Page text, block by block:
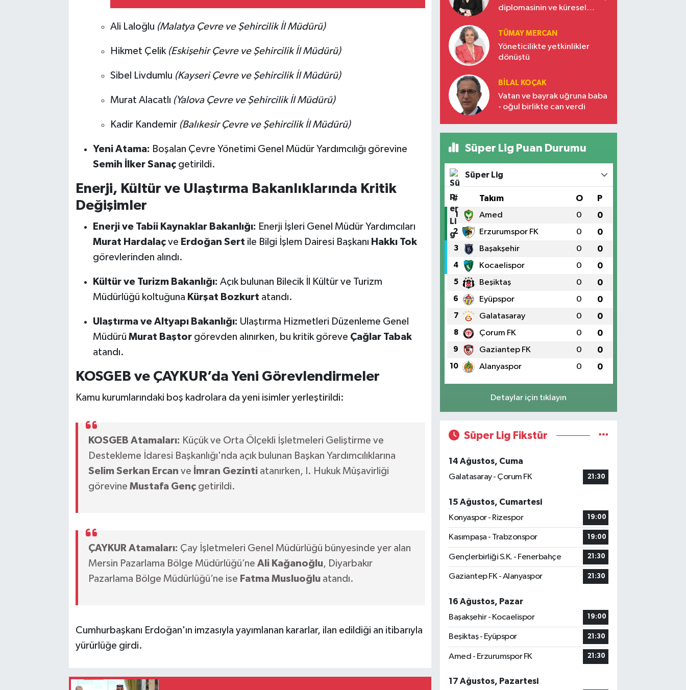
Ali Laloğlu (Malatya Çevre ve Şehircilik İl Müdürü)
Hikmet Çelik (Eskişehir Çevre ve Şehircilik İl Müdürü)
Sibel Livdumlu (Kayseri Çevre ve Şehircilik İl Müdürü)
Murat Alacatlı (Yalova Çevre ve Şehircilik İl Müdürü)
Kadir Kandemir (Balıkesir Çevre ve Şehircilik İl Müdürü)
Yeni Atama: Boşalan Çevre Yönetimi Genel Müdür Yardımcılığı görevine
Semih İlker Sanaçgetirildi.
Enerji, Kültür ve Ulaştırma Bakanlıklarında Kritik
Değişimler
Enerji ve Tabii Kaynaklar Bakanlığı: Enerji İşleri Genel Müdür Yardımcıları
Murat Hardalaçve Erdoğan Sert ile Bilgi İşlem Dairesi Başkanı Hakkı Tok
görevlerinden alındı.
Kültür ve Turizm Bakanlığı: Açık bulunan Bilecik İl Kültür ve Turizm
Müdürlüğü koltuğuna Kürşat Bozkurt atandı.
Ulaştırma ve Altyapı Bakanlığı: Ulaştırma Hizmetleri Düzenleme Genel
Müdürü Murat Baştorgörevden alınırken, bu kritik göreve Çağlar Tabak
atandı.
KOSGEB ve ÇAYKUR’da Yeni Görevlendirmeler
Kamu kurumlarındaki boş kadrolara da yeni isimler yerleştirildi:
KOSGEB Atamaları: Küçük ve Orta Ölçekli İşletmeleri Geliştirme ve
Destekleme İdaresi Başkanlığı'nda açık bulunan Başkan Yardımcılıklarına
Selim Serkan Ercan ve İmran Gezintiatanırken, I. Hukuk Müşavirliği
görevine Mustafa Gençgetirildi.
ÇAYKUR Atamaları: Çay İşletmeleri Genel Müdürlüğü bünyesinde yer alan
Mersin Pazarlama Bölge Müdürlüğü’ne Ali Kağanoğlu, Diyarbakır
Pazarlama Bölge Müdürlüğü’ne ise Fatma Musluoğluatandı.
Cumhurbaşkanı Erdoğan'ın imzasıyla yayımlanan kararlar, ilan edildiği an itibarıyla
yürürlüğe girdi.
diplomasinin ve küresel
Türkiye’nin yükselen gücü
TÜMAY MERCAN
Yöneticilikte yetkinlikler
dönüştü
BILAL KOÇAK
Vatan ve bayrak uğruna baba
- oğul birlikte can verdi
Süper Lig Puan Durumu
Süper Lig
# Takım O P
1 Amed 0 0
2 Erzurumspor FK 0 0
3 Başakşehir 0 0
4 Kocaelispor 0 0
5 Beşiktaş 0 0
6 Eyüpspor 0 0
7 Galatasaray 0 0
8 Çorum FK 0 0
9 Gaziantep FK 0 0
10 Alanyaspor 0 0
Detaylar için tıklayın
Süper Lig Fikstür
14 Ağustos, Cuma
Galatasaray - Çorum FK
21:30
15 Ağustos, Cumartesi
Konyaspor - Rizespor
19:00
Kasımpaşa - Trabzonspor 19:00
Gençlerbirliği S.K. - Fenerbahçe 21:30
Gaziantep FK - Alanyaspor 21:30
16 Ağustos, Pazar
Başakşehir - Kocaelispor
19:00
Beşiktaş - Eyüpspor 21:30
Amed - Erzurumspor FK 21:30
17 Ağustos, Pazartesi